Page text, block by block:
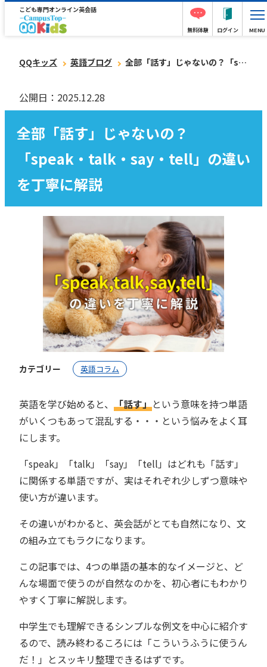
こども専門オンライン英会話
無料体験 ログイン MENU
QQキッズ 英語ブログ 全部「話す」じゃないの？「speak・talk・say・tell」の違いを丁寧に解説
公開日：2025.12.28
全部「話す」じゃないの？
「speak・talk・say・tell」の違い
を丁寧に解説
カテゴリー 英語コラム
英語を学び始めると、 「話す」という意味を持つ単語
がいくつもあって混乱する・・・という悩みをよく耳
にします。
「speak」「talk」「say」「tell」はどれも「話す」
に関係する単語ですが、実はそれぞれ少しずつ意味や
使い方が違います。
その違いがわかると、英会話がとても自然になり、文
の組み立てもラクになります。
この記事では、4つの単語の基本的なイメージと、ど
んな場面で使うのが自然なのかを、初心者にもわかり
やすく丁寧に解説します。
中学生でも理解できるシンプルな例文を中心に紹介す
るので、読み終わるころには「こういうふうに使うん
だ！」とスッキリ整理できるはずです。